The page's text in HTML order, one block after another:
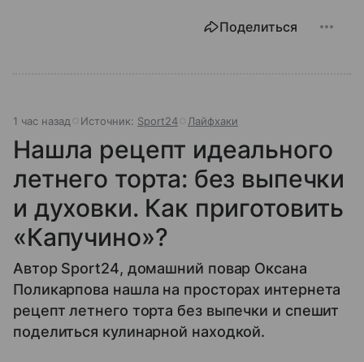
Поделиться
1 час назад Источник: Sport24 Лайфхаки
Нашла рецепт идеального
летнего торта: без выпечки
и духовки. Как приготовить
«Капучино»?
Автор Sport24, домашний повар Оксана
Поликарпова нашла на просторах интернета
рецепт летнего торта без выпечки и спешит
поделиться кулинарной находкой.